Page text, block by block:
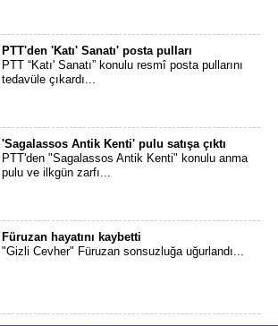
PTT'den 'Katı' Sanatı' posta pulları
PTT “Katı' Sanatı” konulu resmî posta pullarını
tedavüle çıkardı...
'Sagalassos Antik Kenti' pulu satışa çıktı
PTT'den "Sagalassos Antik Kenti" konulu anma
pulu ve ilkgün zarfı...
Füruzan hayatını kaybetti
"Gizli Cevher" Füruzan sonsuzluğa uğurlandı...